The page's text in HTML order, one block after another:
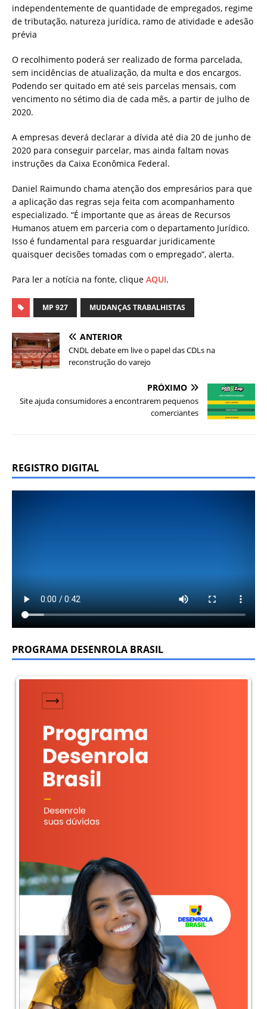
independentemente de quantidade de empregados, regime
de tributação, natureza jurídica, ramo de atividade e adesão
prévia
O recolhimento poderá ser realizado de forma parcelada,
sem incidências de atualização, da multa e dos encargos.
Podendo ser quitado em até seis parcelas mensais, com
vencimento no sétimo dia de cada mês, a partir de julho de
2020.
A empresas deverá declarar a dívida até dia 20 de junho de
2020 para conseguir parcelar, mas ainda faltam novas
instruções da Caixa Econômica Federal.
Daniel Raimundo chama atenção dos empresários para que
a aplicação das regras seja feita com acompanhamento
especializado. “É importante que as áreas de Recursos
Humanos atuem em parceria com o departamento Jurídico.
Isso é fundamental para resguardar juridicamente
quaisquer decisões tomadas com o empregado”, alerta.
Para ler a notícia na fonte, clique AQUI.
MP 927 MUDANÇAS TRABALHISTAS
ANTERIOR
CNDL debate em live o papel das CDLs na
reconstrução do varejo
PRÓXIMO
Site ajuda consumidores a encontrarem pequenos
comerciantes
REGISTRO DIGITAL
PROGRAMA DESENROLA BRASIL